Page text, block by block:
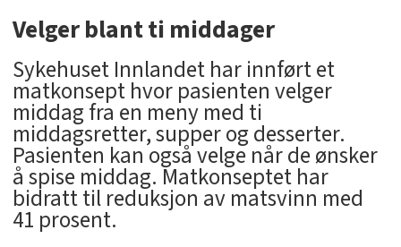
Velger blant ti middager
Sykehuset Innlandet har innført et
matkonsept hvor pasienten velger
middag fra en meny med ti
middagsretter, supper og desserter.
Pasienten kan også velge når de ønsker
å spise middag. Matkonseptet har
bidratt til reduksjon av matsvinn med
41 prosent.